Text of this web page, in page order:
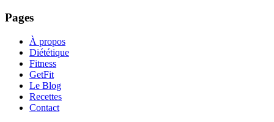
Pages
À propos
Diététique
Fitness
GetFit
Le Blog
Recettes
Contact